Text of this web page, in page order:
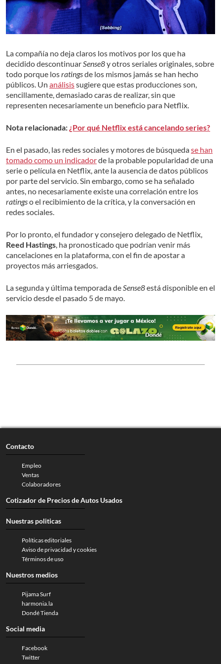
La compañía no deja claros los motivos por los que ha
decidido descontinuarSense8y otros seriales originales, sobre
todo porque losratingsde los mismos jamás se han hecho
públicos. Un análisissugiere que estas producciones son,
sencillamente, demasiado caras de realizar, sin que
representen necesariamente un beneficio para Netflix.
Nota relacionada: ¿Por qué Netflix está cancelando series?
En el pasado, las redes sociales y motores de búsquedase han
tomado como un indicadorde la probable popularidad de una
serie o película en Netflix, ante la ausencia de datos públicos
por parte del servicio. Sin embargo, como se ha señalado
antes, no necesariamente existe una correlación entre los
ratingso el recibimiento de la crítica, y la conversación en
redes sociales.
Por lo pronto, el fundador y consejero delegado de Netflix,
Reed Hastings, ha pronosticado que podrían venir más
cancelaciones en la plataforma, con el fin de apostar a
proyectos más arriesgados.
La segunda y última temporada deSense8está disponible en el
servicio desde el pasado 5 de mayo.
Contacto
Empleo
Ventas
Colaboradores
Cotizador de Precios de Autos Usados
Nuestras politicas
Políticas editoriales
Aviso de privacidad y cookies
Términos de uso
Nuestros medios
Pijama Surf
harmonia.la
Dondé Tienda
Social media
Facebook
Twitter